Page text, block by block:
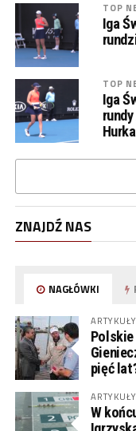
TOP
Iga
TOP
Iga
ZNAJDŹ NAS
NAGŁÓWKI
ARTYKUŁY
pięć
ARTYKUŁY
W